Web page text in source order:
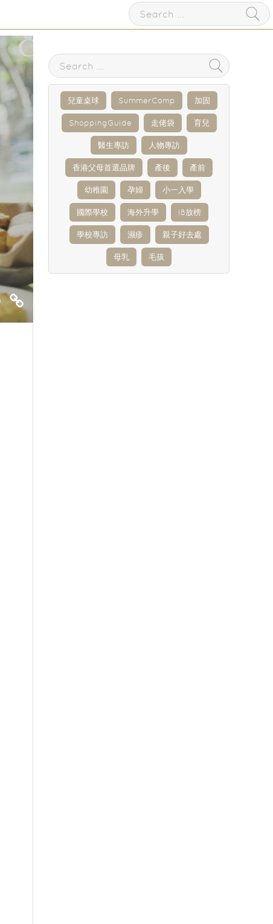
兒童桌球 SummerCamp 加固
ShoppingGuide 走佬袋 育兒
醫生專訪 人物專訪
香港父母首選品牌 產後 產前
幼稚園 孕婦 小一入學
國際學校 海外升學 IB放榜
學校專訪 濕疹 親子好去處
母乳 毛孩